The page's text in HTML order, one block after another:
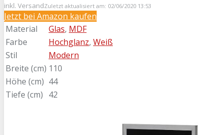
inkl. VersandZuletzt aktualisiert am: 02/06/2020 13:53
Jetzt bei Amazon kaufen
Material
Glas, MDF
Farbe
Hochglanz, Weiß
Stil
Modern
Breite (cm) 110
Höhe (cm) 44
Tiefe (cm) 42